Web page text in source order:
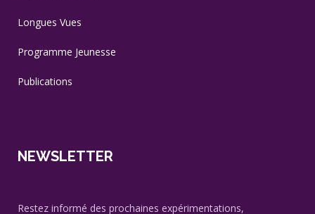
Longues Vues
Programme Jeunesse
Publications
NEWSLETTER
Restez informé des prochaines expérimentations,